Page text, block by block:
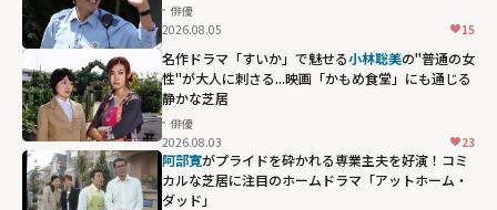
俳優
2026.08.05
15
名作ドラマ「すいか」で魅せる小林聡美の"普通の女
性"が大人に刺さる...映画「かもめ食堂」にも通じる
静かな芝居
俳優
2026.08.03
23
阿部寛がプライドを砕かれる専業主夫を好演！コミ
カルな芝居に注目のホームドラマ「アットホーム・
ダッド」